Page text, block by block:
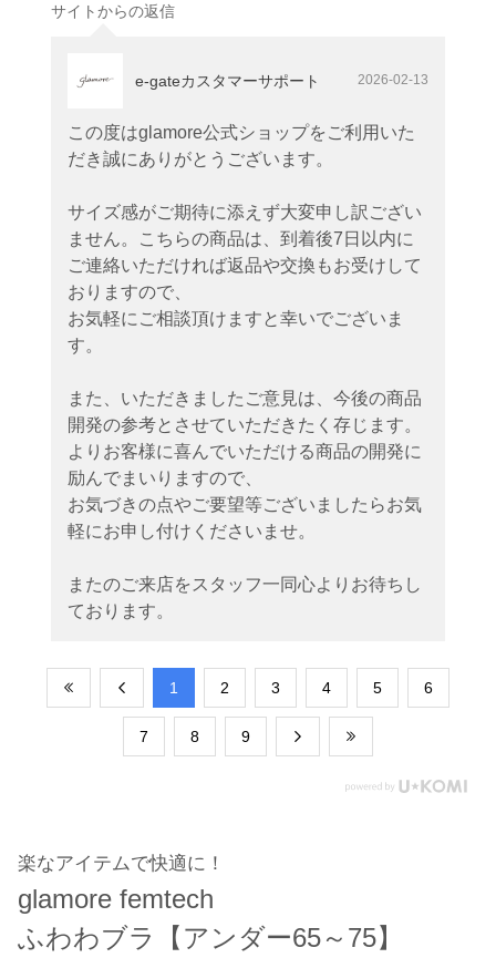
サイトからの返信
e-gateカスタマーサポート 2026-02-13
この度はglamore公式ショップをご利用いた
だき誠にありがとうございます。
サイズ感がご期待に添えず大変申し訳ござい
ません。こちらの商品は、到着後7日以内に
ご連絡いただければ返品や交換もお受けして
おりますので、
お気軽にご相談頂けますと幸いでございま
す。
また、いただきましたご意見は、今後の商品
開発の参考とさせていただきたく存じます。
よりお客様に喜んでいただける商品の開発に
励んでまいりますので、
お気づきの点やご要望等ございましたらお気
軽にお申し付けくださいませ。
またのご来店をスタッフ一同心よりお待ちし
ております。
​1 ​2 ​3 ​4 ​5 ​6
​7 ​8 ​9
楽なアイテムで快適に！
glamore femtech
ふわわブラ【アンダー65～75】